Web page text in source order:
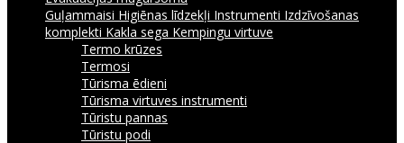
Guļammaisi Higiēnas līdzekļi Instrumenti Izdzīvošanas
komplekti Kakla sega Kempingu virtuve
Termo krūzes
Termosi
Tūrisma ēdieni
Tūrisma virtuves instrumenti
Tūristu pannas
Tūristu podi